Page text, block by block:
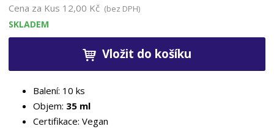
Cena za Kus 12,00 Kč (bez DPH)
SKLADEM
Vložit do košíku
Balení: 10 ks
Objem: 35 ml
Certifikace: Vegan